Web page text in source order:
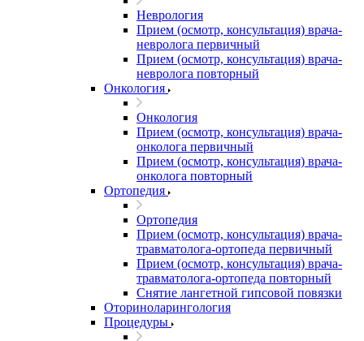
Неврология
Прием (осмотр, консультация) врача-
невролога первичный
Прием (осмотр, консультация) врача-
невролога повторный
Онкология
Онкология
Прием (осмотр, консультация) врача-
онколога первичный
Прием (осмотр, консультация) врача-
онколога повторный
Ортопедия
Ортопедия
Прием (осмотр, консультация) врача-
травматолога-ортопеда первичный
Прием (осмотр, консультация) врача-
травматолога-ортопеда повторный
Снятие лангетной гипсовой повязки
Оториноларингология
Процедуры